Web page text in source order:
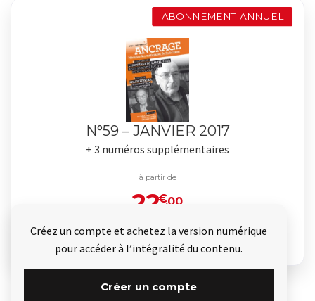
ABONNEMENT ANNUEL
N°59 – JANVIER 2017
+ 3 numéros supplémentaires
22€.00
à partir de
Je commande
Créez un compte et achetez la version numérique
pour accéder à l’intégralité du contenu.
Créer un compte